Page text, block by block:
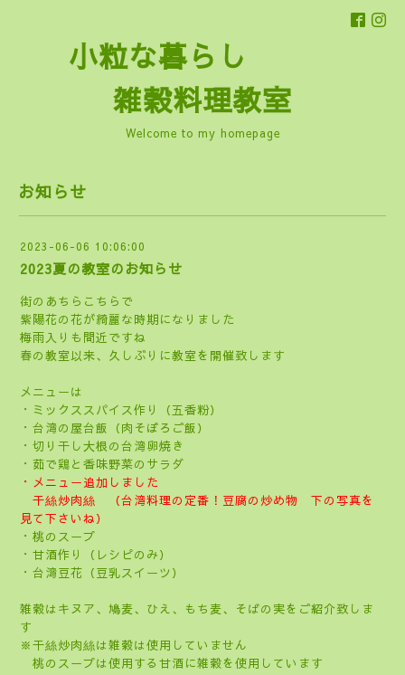
小粒な暮らし
雑穀料理教室
Welcome to my homepage
お知らせ
2023-06-06 10:06:00
2023夏の教室のお知らせ
街のあちらこちらで
紫陽花の花が綺麗な時期になりました
梅雨入りも間近ですね
春の教室以来、久しぶりに教室を開催致します
メニューは
・ミックススパイス作り（五香粉）
・台湾の屋台飯（肉そぼろご飯）
・切り干し大根の台湾卵焼き
・茹で鶏と香味野菜のサラダ
・メニュー追加しました
干絲炒肉絲 （台湾料理の定番！豆腐の炒め物 下の写真を
見て下さいね）
・桃のスープ
・甘酒作り（レシピのみ）
・台湾豆花（豆乳スイーツ）
雑穀はキヌア、鳩麦、ひえ、もち麦、そばの実をご紹介致しま
す
※干絲炒肉絲は雑穀は使用していません
桃のスープは使用する甘酒に雑穀を使用しています